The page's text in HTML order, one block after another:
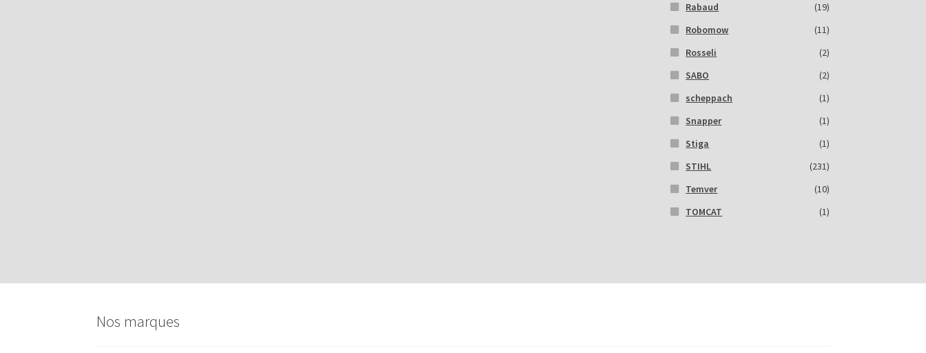
Rabaud
(19)
Robomow
(11)
Rosseli
(2)
SABO
(2)
scheppach
(1)
Snapper
(1)
Stiga
(1)
STIHL
(231)
Temver
(10)
TOMCAT
(1)
Nos marques